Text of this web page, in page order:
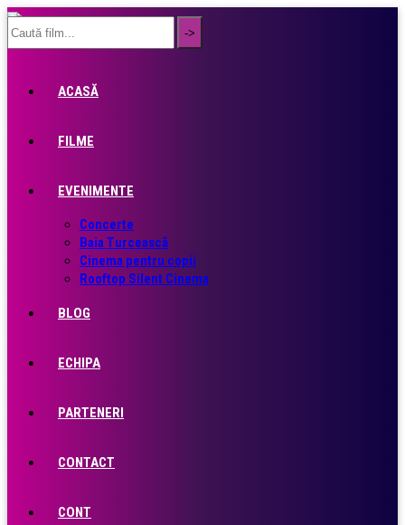
ACASĂ
FILME
EVENIMENTE
Concerte
Baia Turcească
Cinema pentru copii
Rooftop Silent Cinema
BLOG
ECHIPA
PARTENERI
CONTACT
CONT